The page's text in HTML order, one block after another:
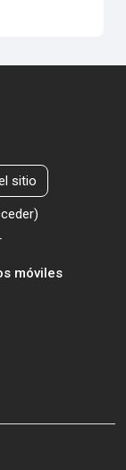
sitio
)
móviles